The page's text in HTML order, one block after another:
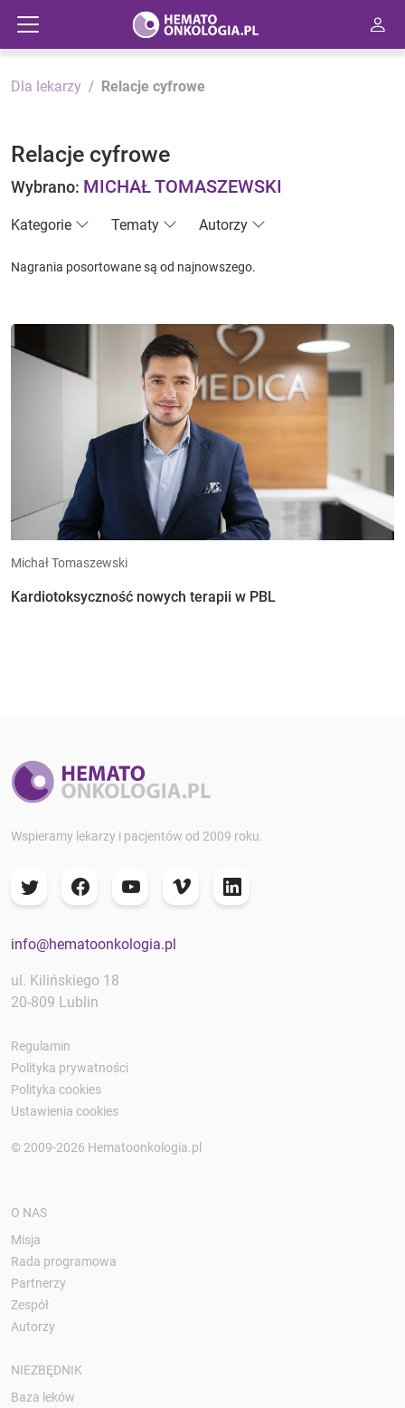
Dla lekarzy Relacje cyfrowe
Relacje cyfrowe
Wybrano: MICHAŁ TOMASZEWSKI
Kategorie Tematy Autorzy
Nagrania posortowane są od najnowszego.
Michał Tomaszewski
Kardiotoksyczność nowych terapii w PBL
Wspieramy lekarzy i pacjentów od 2009 roku.
info@hematoonkologia.pl
ul. Kilińskiego 18
20-809 Lublin
Regulamin
Polityka prywatności
Polityka cookies
Ustawienia cookies
© 2009-2026 Hematoonkologia.pl
O NAS
Misja
Rada programowa
Partnerzy
Zespół
Autorzy
NIEZBĘDNIK
Baza leków